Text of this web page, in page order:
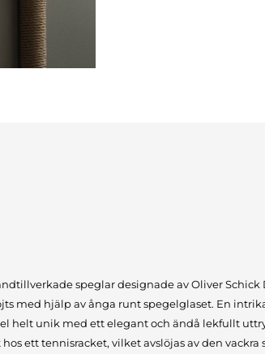
speglar designade av Oliver Schick
med hjälp av ånga runt spegelglaset. En
helt unik med ett elegant och ändå lekfullt
ett tennisracket, vilket avslöjas av den vackra